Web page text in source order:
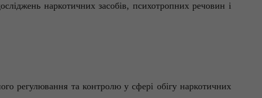
наркотичних засобів, психотропних речовин і
регулювання та контролю у сфері обігу наркотичних